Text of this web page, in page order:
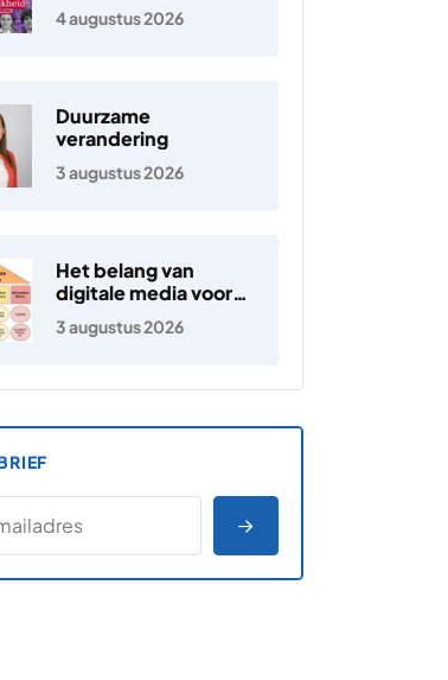
Nederland
4 augustus 2026
Duurzame
verandering
3 augustus 2026
Het belang van
digitale media voor
jongeren
3 augustus 2026
AANMELDEN